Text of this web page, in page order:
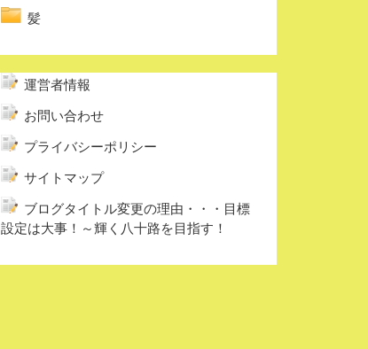
髪
運営者情報
お問い合わせ
プライバシーポリシー
サイトマップ
ブログタイトル変更の理由・・・目標
設定は大事！～輝く八十路を目指す！